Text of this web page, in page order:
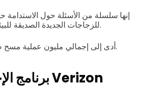
إنها سلسلة من الأسئلة حول
للزجاجات الجديدة الصديقة للبيئة التي تستخدمها.
أدى إلى إجمالي مليون عملية مسح طوال مدة الحملة.
2. برنامج الإحالة من Verizon